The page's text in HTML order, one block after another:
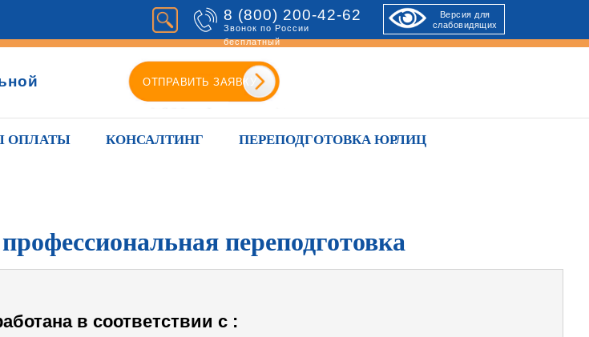
8 (800) 200-42-62
Звонок по России
бесплатный
ОТПРАВИТЬ ЗАЯВКУ
Версия для
слабовидящих
ОПЛАТЫ КОНСАЛТИНГ
ПЕРЕПОДГОТОВКА ЮРЛИЦ
переподготовка
в соответствии с :